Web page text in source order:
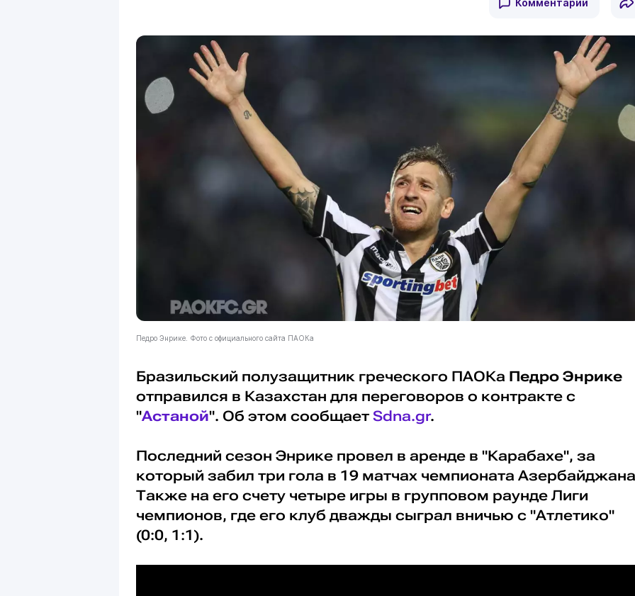
Комментарии
Педро Энрике. Фото с официального сайта ПАОКа
Бразильский полузащитник греческого ПАОКа Педро Энрике
отправился в Казахстан для переговоров о контракте с
"Астаной". Об этом сообщает Sdna.gr.
Последний сезон Энрике провел в аренде в "Карабахе", за
который забил три гола в 19 матчах чемпионата
Также на его счету четыре игры в групповом раунде Лиги
чемпионов, где его клуб дважды сыграл вничью с "Атлетико"
(0:0, 1:1).